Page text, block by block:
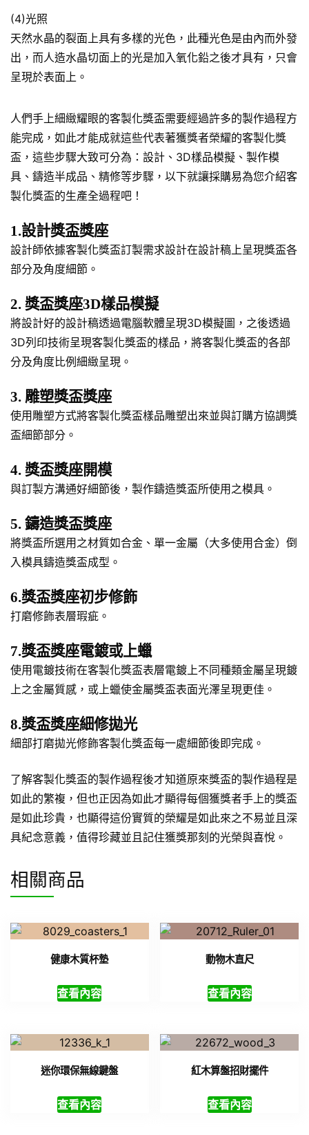
(4)光照
天然水晶的裂面上具有多樣的光色，此種光色是由內而外發
出，而人造水晶切面上的光是加入氧化鉛之後才具有，只會
呈現於表面上。
人們手上細緻耀眼的客製化獎盃需要經過許多的製作過程方
能完成，如此才能成就這些代表著獲獎者榮耀的客製化獎
盃，這些步驟大致可分為：設計、3D樣品模擬、製作模
具、鑄造半成品、精修等步驟，以下就讓採購易為您介紹客
製化獎盃的生產全過程吧！
1.設計獎盃獎座
設計師依據客製化獎盃訂製需求設計在設計稿上呈現獎盃各
部分及角度細節。
2. 獎盃獎座3D樣品模擬
將設計好的設計稿透過電腦軟體呈現3D模擬圖，之後透過
3D列印技術呈現客製化獎盃的樣品，將客製化獎盃的各部
分及角度比例細緻呈現。
3. 雕塑獎盃獎座
使用雕塑方式將客製化獎盃樣品雕塑出來並與訂購方協調獎
盃細節部分。
4. 獎盃獎座開模
與訂製方溝通好細節後，製作鑄造獎盃所使用之模具。
5. 鑄造獎盃獎座
將獎盃所選用之材質如合金、單一金屬（大多使用合金）倒
入模具鑄造獎盃成型。
6.獎盃獎座初步修飾
打磨修飾表層瑕疵。
7.獎盃獎座電鍍或上蠟
使用電鍍技術在客製化獎盃表層電鍍上不同種類金屬呈現鍍
上之金屬質感，或上蠟使金屬獎盃表面光澤呈現更佳。
8.獎盃獎座細修拋光
細部打磨拋光修飾客製化獎盃每一處細節後即完成。
了解客製化獎盃的製作過程後才知道原來獎盃的製作過程是
如此的繁複，但也正因為如此才顯得每個獲獎者手上的獎盃
是如此珍貴，也顯得這份實質的榮耀是如此來之不易並且深
具紀念意義，值得珍藏並且記住獲獎那刻的光榮與喜悅。
相關商品
健康木質杯墊
查看內容
動物木直尺
查看內容
迷你環保無線鍵盤
查看內容
紅木算盤招財擺件
查看內容